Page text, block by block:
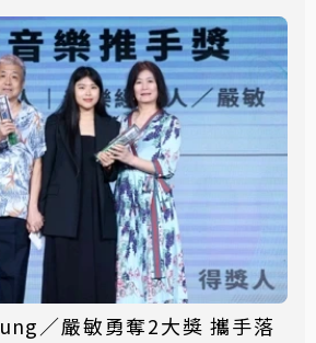
／嚴敏勇奪2大獎 攜手落